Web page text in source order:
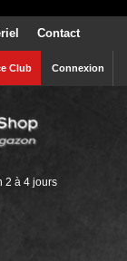
Contact
Club Connexion
2 à 4 jours